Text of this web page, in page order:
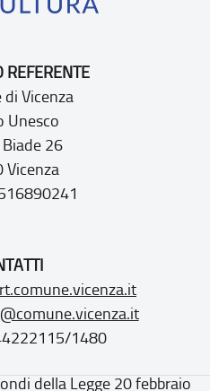
REFERENTE
di Vicenza
Unesco
Biade 26
Vicenza
1480
della Legge 20 febbraio